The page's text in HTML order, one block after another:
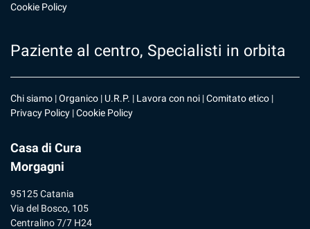
Cookie Policy
Paziente al centro, Specialisti in orbita
Chi siamo |Organico | U.R.P. | Lavora con noi |Comitato etico |
Privacy Policy |Cookie Policy
Casa di Cura
Morgagni
95125 Catania
Via del Bosco, 105
Centralino 7/7 H24